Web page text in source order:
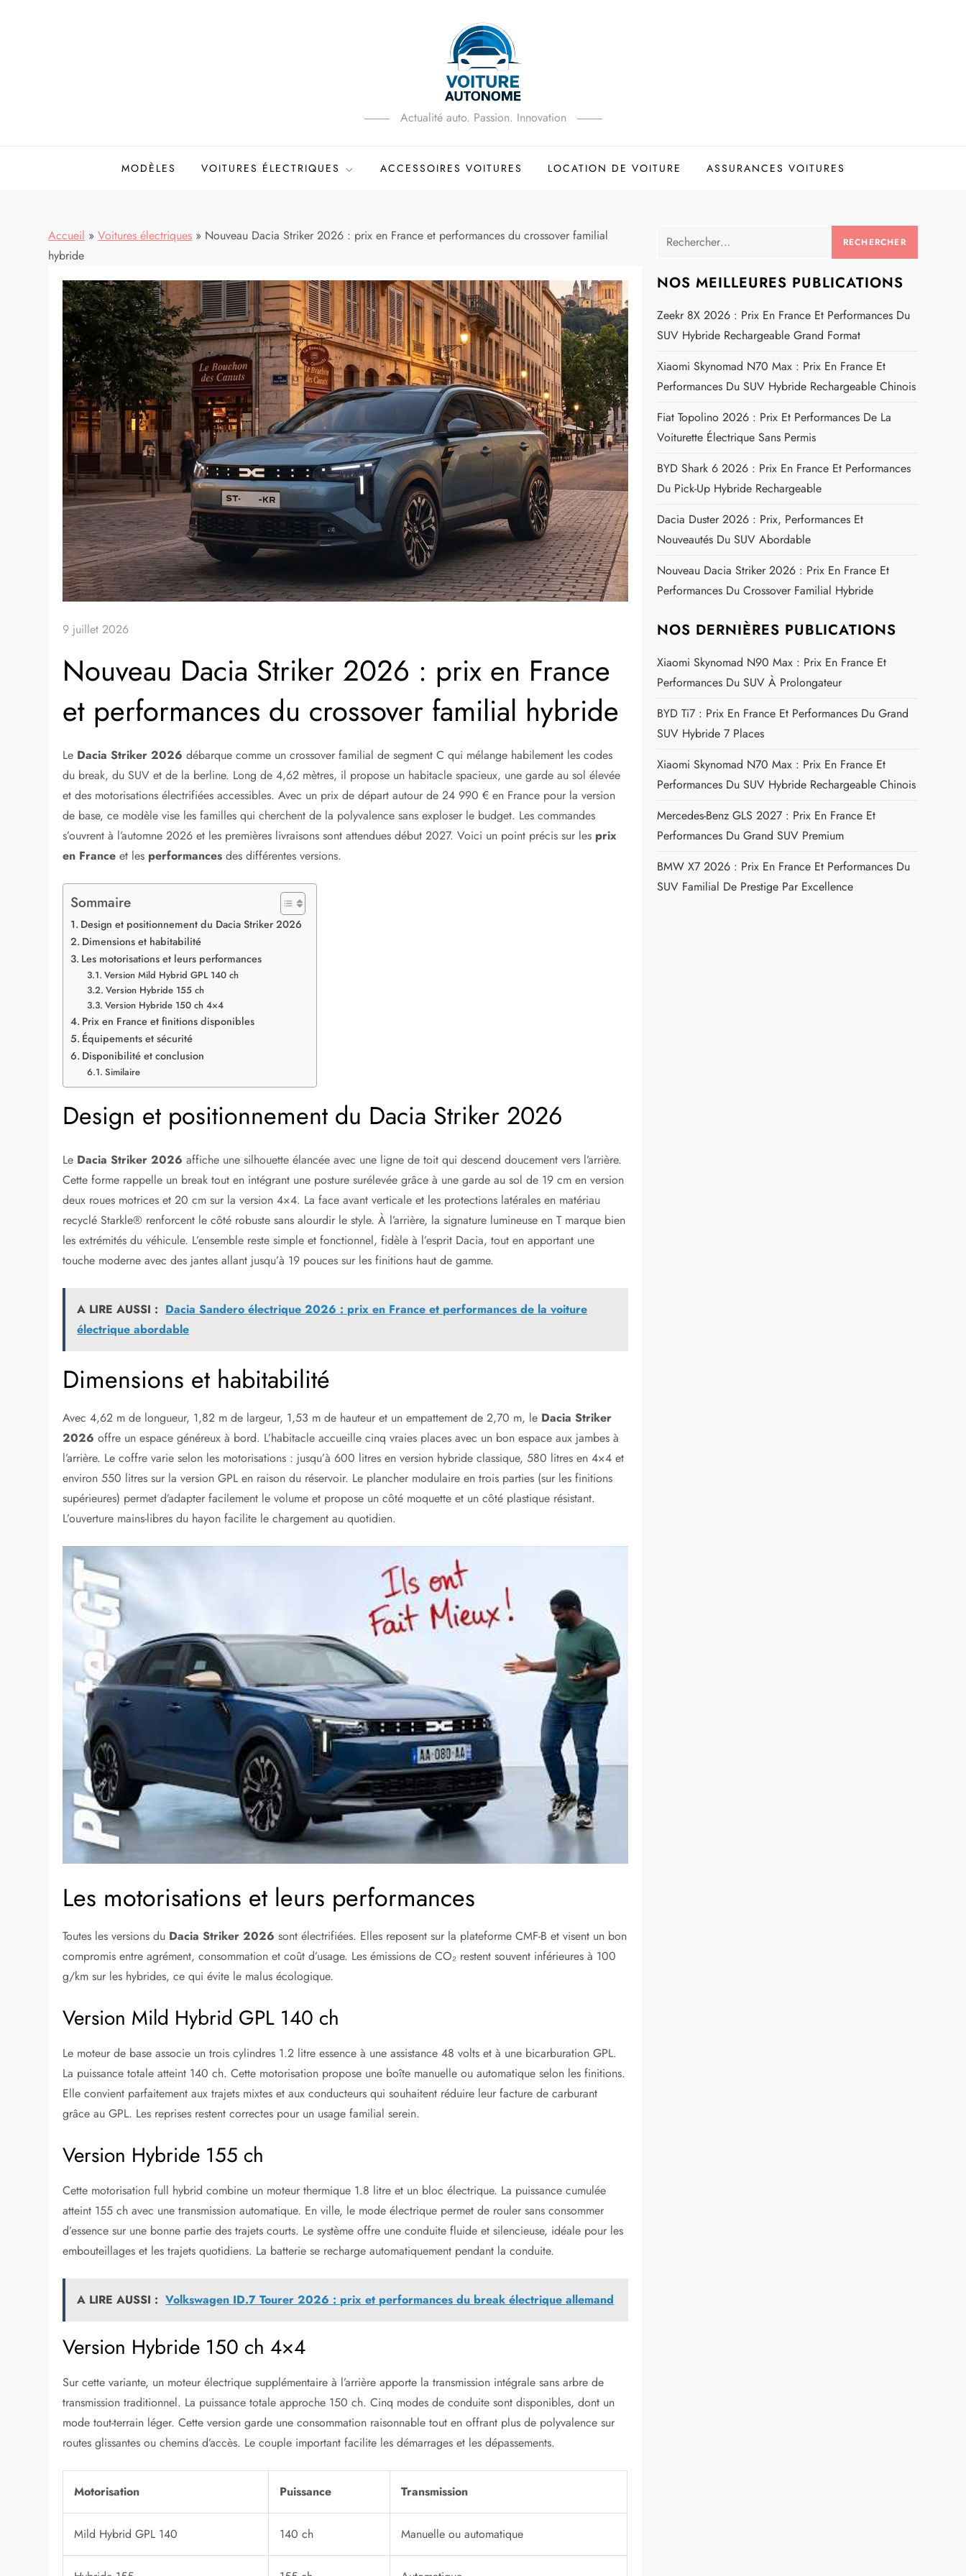
Actualité auto. Passion. Innovation
MODÈLES VOITURES ÉLECTRIQUES ACCESSOIRES VOITURES LOCATION DE VOITURE ASSURANCES VOITURES
Accueil » Voitures électriques » Nouveau Dacia Striker 2026 : prix en France et performances du crossover familial
hybride
9 juillet 2026
Nouveau Dacia Striker 2026 : prix en France
et performances du crossover familial hybride
Le Dacia Striker 2026 débarque comme un crossover familial de segment C qui mélange habilement les codes
du break, du SUV et de la berline. Long de 4,62 mètres, il propose un habitacle spacieux, une garde au sol élevée
et des motorisations électrifiées accessibles. Avec un prix de départ autour de 24 990 € en France pour la version
de base, ce modèle vise les familles qui cherchent de la polyvalence sans exploser le budget. Les commandes
s’ouvrent à l’automne 2026 et les premières livraisons sont attendues début 2027. Voici un point précis sur les prix
en France et les performances des différentes versions.
Sommaire
Design et positionnement du Dacia Striker 2026
Dimensions et habitabilité
Les motorisations et leurs performances
Version Mild Hybrid GPL 140 ch
Version Hybride 155 ch
Version Hybride 150 ch 4×4
Prix en France et finitions disponibles
Équipements et sécurité
Disponibilité et conclusion
Similaire
Design et positionnement du Dacia Striker 2026
Le Dacia Striker 2026 affiche une silhouette élancée avec une ligne de toit qui descend doucement vers l’arrière.
Cette forme rappelle un break tout en intégrant une posture surélevée grâce à une garde au sol de 19 cm en version
deux roues motrices et 20 cm sur la version 4×4. La face avant verticale et les protections latérales en matériau
recyclé Starkle® renforcent le côté robuste sans alourdir le style. À l’arrière, la signature lumineuse en T marque bien
les extrémités du véhicule. L’ensemble reste simple et fonctionnel, fidèle à l’esprit Dacia, tout en apportant une
touche moderne avec des jantes allant jusqu’à 19 pouces sur les finitions haut de gamme.
A LIRE AUSSI : Dacia Sandero électrique 2026 : prix en France et performances de la voiture
électrique abordable
Dimensions et habitabilité
Avec 4,62 m de longueur, 1,82 m de largeur, 1,53 m de hauteur et un empattement de 2,70 m, le Dacia Striker
2026 offre un espace généreux à bord. L’habitacle accueille cinq vraies places avec un bon espace aux jambes à
l’arrière. Le coffre varie selon les motorisations : jusqu’à 600 litres en version hybride classique, 580 litres en 4×4 et
environ 550 litres sur la version GPL en raison du réservoir. Le plancher modulaire en trois parties (sur les finitions
supérieures) permet d’adapter facilement le volume et propose un côté moquette et un côté plastique résistant.
L’ouverture mains-libres du hayon facilite le chargement au quotidien.
Les motorisations et leurs performances
Toutes les versions du Dacia Striker 2026 sont électrifiées. Elles reposent sur la plateforme CMF-B et visent un bon
compromis entre agrément, consommation et coût d’usage. Les émissions de CO₂ restent souvent inférieures à 100
g/km sur les hybrides, ce qui évite le malus écologique.
Version Mild Hybrid GPL 140 ch
Le moteur de base associe un trois cylindres 1.2 litre essence à une assistance 48 volts et à une bicarburation GPL.
La puissance totale atteint 140 ch. Cette motorisation propose une boîte manuelle ou automatique selon les finitions.
Elle convient parfaitement aux trajets mixtes et aux conducteurs qui souhaitent réduire leur facture de carburant
grâce au GPL. Les reprises restent correctes pour un usage familial serein.
Version Hybride 155 ch
Cette motorisation full hybrid combine un moteur thermique 1.8 litre et un bloc électrique. La puissance cumulée
atteint 155 ch avec une transmission automatique. En ville, le mode électrique permet de rouler sans consommer
d’essence sur une bonne partie des trajets courts. Le système offre une conduite fluide et silencieuse, idéale pour les
embouteillages et les trajets quotidiens. La batterie se recharge automatiquement pendant la conduite.
A LIRE AUSSI : Volkswagen ID.7 Tourer 2026 : prix et performances du break électrique allemand
Version Hybride 150 ch 4×4
Sur cette variante, un moteur électrique supplémentaire à l’arrière apporte la transmission intégrale sans arbre de
transmission traditionnel. La puissance totale approche 150 ch. Cinq modes de conduite sont disponibles, dont un
mode tout-terrain léger. Cette version garde une consommation raisonnable tout en offrant plus de polyvalence sur
routes glissantes ou chemins d’accès. Le couple important facilite les démarrages et les dépassements.
Motorisation Puissance Transmission
Mild Hybrid GPL 140 140 ch Manuelle ou automatique
Rechercher :
NOS MEILLEURES PUBLICATIONS
Zeekr 8X 2026 : Prix En France Et Performances Du
SUV Hybride Rechargeable Grand Format
Xiaomi Skynomad N70 Max : Prix En France Et
Performances Du SUV Hybride Rechargeable Chinois
Fiat Topolino 2026 : Prix Et Performances De La
Voiturette Électrique Sans Permis
BYD Shark 6 2026 : Prix En France Et Performances
Du Pick-Up Hybride Rechargeable
Dacia Duster 2026 : Prix, Performances Et
Nouveautés Du SUV Abordable
Nouveau Dacia Striker 2026 : Prix En France Et
Performances Du Crossover Familial Hybride
NOS DERNIÈRES PUBLICATIONS
Xiaomi Skynomad N90 Max : Prix En France Et
Performances Du SUV À Prolongateur
BYD Ti7 : Prix En France Et Performances Du Grand
SUV Hybride 7 Places
Xiaomi Skynomad N70 Max : Prix En France Et
Performances Du SUV Hybride Rechargeable Chinois
Mercedes-Benz GLS 2027 : Prix En France Et
Performances Du Grand SUV Premium
BMW X7 2026 : Prix En France Et Performances Du
SUV Familial De Prestige Par Excellence